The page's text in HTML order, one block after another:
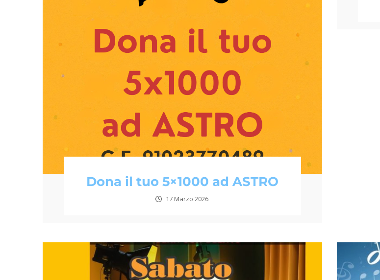
Dona il tuo 5×1000 ad ASTRO
17 Marzo 2026